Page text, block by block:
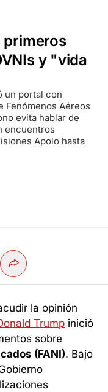
primeros
y "vida
un portal con
Fenómenos Aéreos
evita hablar de
encuentros
Apolo hasta
la opinión
Trump inició
sobre
(FANI). Bajo